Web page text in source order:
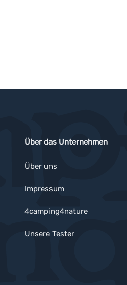
Über das Unternehmen
Über uns
Impressum
4camping4nature
Unsere Tester